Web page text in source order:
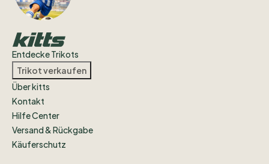
Entdecke Trikots
Trikot verkaufen
Über kitts
Kontakt
Hilfe Center
Versand & Rückgabe
Käuferschutz